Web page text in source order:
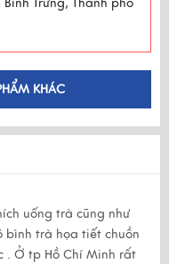
Bình Trưng, Thành phố
KHÁC
uống trà cũng như
bình trà họa tiết chuồn
. Ở tp Hồ Chí Minh rất